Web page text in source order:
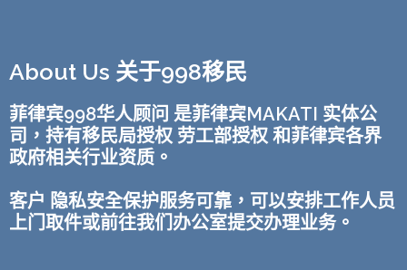
About Us 关于998移民
菲律宾998华人顾问 是菲律宾MAKATI 实体公
司，持有移民局授权 劳工部授权 和菲律宾各界
政府相关行业资质。
客户 隐私安全保护服务可靠，可以安排工作人员
上门取件或前往我们办公室提交办理业务。